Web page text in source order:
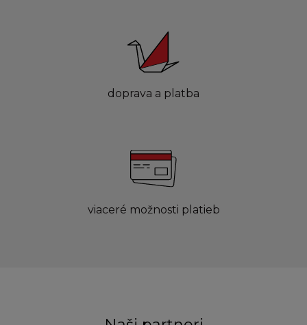
doprava a platba
viaceré možnosti platieb